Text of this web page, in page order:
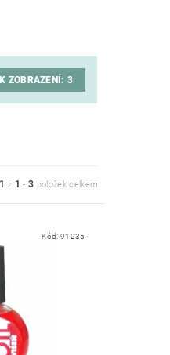
ZOBRAZENÍ:3
1 z 1 -3 položek celkem
Kód:91235